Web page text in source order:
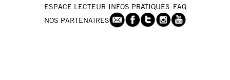
ESPACE LECTEUR INFOS PRATIQUES FAQ
NOS PARTENAIRES